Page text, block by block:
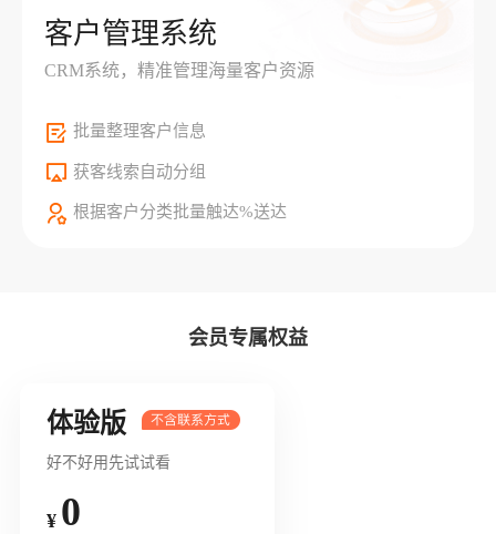
客户管理系统
CRM系统，精准管理海量客户资源
批量整理客户信息
获客线索自动分组
根据客户分类批量触达%送达
会员专属权益
体验版
好不好用先试试看
¥ 0